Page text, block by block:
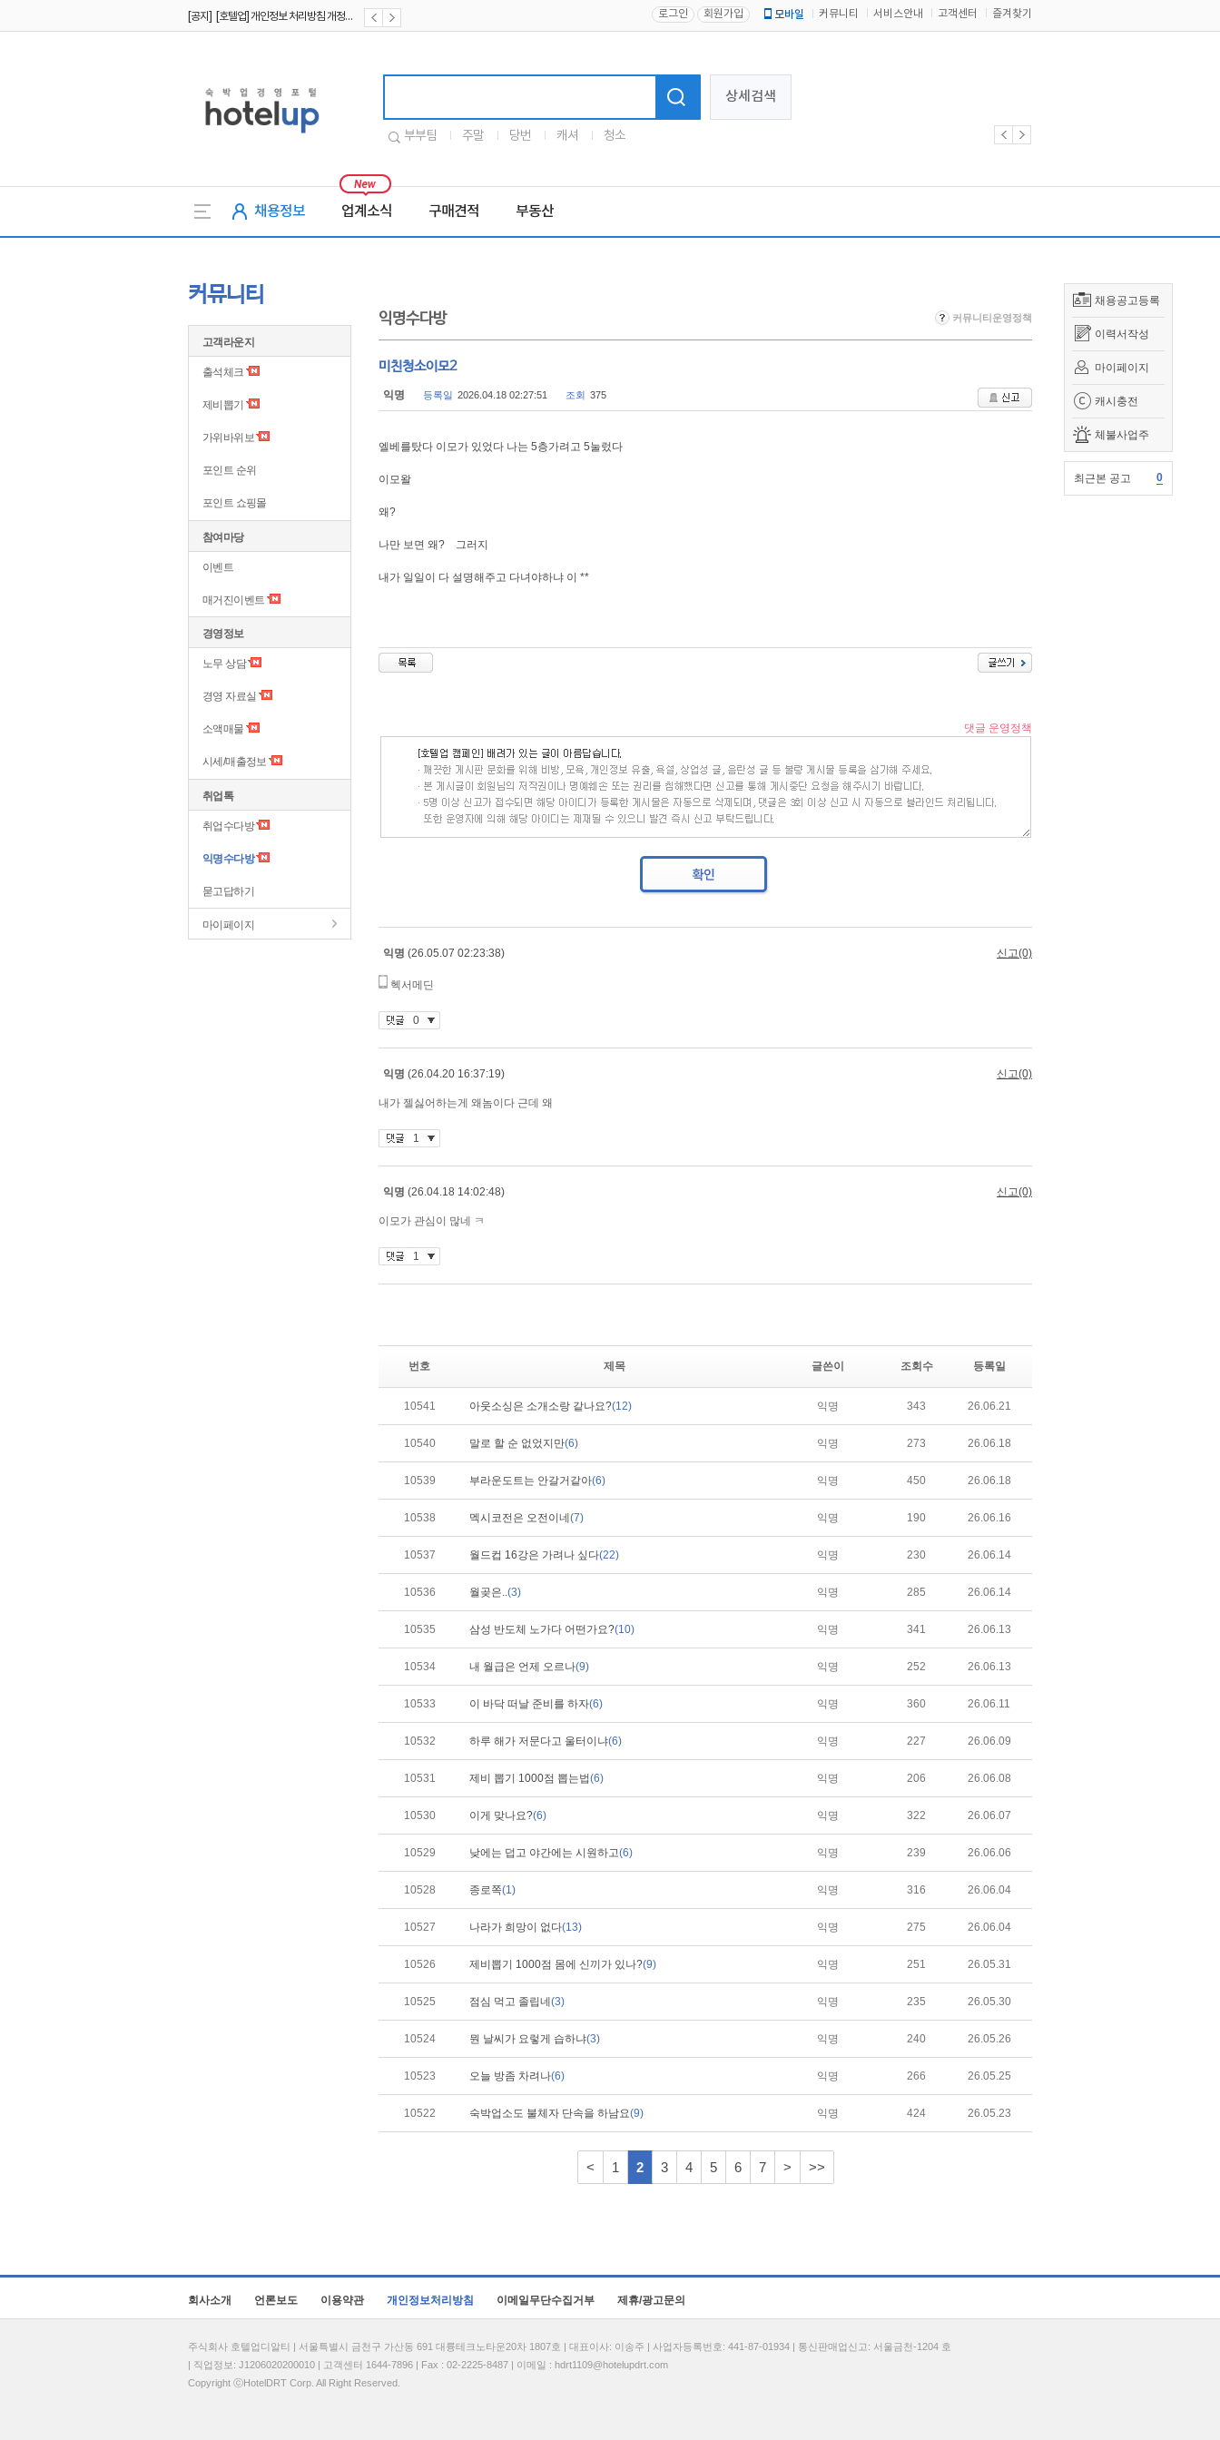
[공지] [호텔업] 개인정보 처리방침 개정본2 (19.09.02) 로그인 회원가입 모바일 커뮤니티 서비스안내 고객센터 즐겨찾기
상세검색
부부팀 주말 당번 캐셔 청소
채용정보 업계소식 구매견적 부동산
채용공고등록
이력서작성
마이페이지
캐시충전
체불사업주
최근본 공고 0
커뮤니티
고객라운지
출석체크
제비뽑기
가위바위보
포인트 순위
포인트 쇼핑몰
참여마당
이벤트
매거진이벤트
경영정보
노무 상담
경영 자료실
소액매물
시세/매출정보
취업톡
취업수다방
익명수다방
묻고답하기
마이페이지
익명수다방 커뮤니티운영정책
미친청소이모2
익명 등록일 2026.04.18 02:27:51 조회 375
엘베를탔다 이모가 있었다 나는 5층가려고 5눌렀다
이모왈
왜?
나만 보면 왜? 그러지
내가 일일이 다 설명해주고 다녀야하냐 이 **
번호 제목 글쓴이 조회수 등록일
10541 아웃소싱은 소개소랑 같나요?(12) 익명 343 26.06.21
10540 말로 할 순 없었지만(6) 익명 273 26.06.18
10539 부라운도트는 안갈거같아(6) 익명 450 26.06.18
10538 멕시코전은 오전이네 (7) 익명 190 26.06.16
10537 월드컵 16강은 가려나 싶다(22) 익명 230 26.06.14
10536 월곶은..(3) 익명 285 26.06.14
10535 삼성 반도체 노가다 어떤가요?(10) 익명 341 26.06.13
10534 내 월급은 언제 오르나(9) 익명 252 26.06.13
10533 이 바닥 떠날 준비를 하자(6) 익명 360 26.06.11
10532 하루 해가 저문다고 울터이냐(6) 익명 227 26.06.09
10531 제비 뽑기 1000점 뽑는법(6) 익명 206 26.06.08
10530 이게 맞나요?(6) 익명 322 26.06.07
10529 낮에는 덥고 야간에는 시원하고(6) 익명 239 26.06.06
10528 종로쪽(1) 익명 316 26.06.04
10527 나라가 희망이 없다(13) 익명 275 26.06.04
10526 제비뽑기 1000점 몸에 신끼가 있나?(9) 익명 251 26.05.31
10525 점심 먹고 졸립네 (3) 익명 235 26.05.30
10524 뭔 날씨가 요렇게 습하냐(3) 익명 240 26.05.26
10523 오늘 방좀 차려나(6) 익명 266 26.05.25
10522 숙박업소도 불체자 단속을 하남요(9) 익명 424 26.05.23
< 1 2 3 4 5 6 7 > >>
회사소개 언론보도 이용약관 개인정보처리방침 이메일무단수집거부 제휴/광고문의
주식회사 호텔업디알티 | 서울특별시 금천구 가산동 691 대륭테크노타운20차 1807호 | 대표이사: 이송주 | 사업자등록번호: 441-87-01934 | 통신판매업신고: 서울금천-1204 호
| 직업정보: J1206020200010 | 고객센터 1644-7896 | Fax : 02-2225-8487 | 이메일 : hdrt1109@hotelupdrt.com
Copyright ⓒHotelDRT Corp. All Right Reserved.